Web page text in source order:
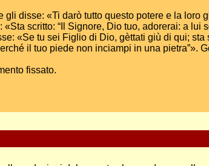
disse: «Ti darò tutto questo potere e la
scritto: “Il Signore, Dio tuo, adorerai: a lui
«Se tu sei Figlio di Dio, gèttati giù di qui;
il tuo piede non inciampi in una pietra”».
fissato.